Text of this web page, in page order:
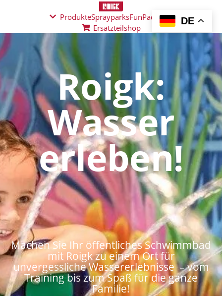
ProdukteSprayparksFunPad
News
Ersatzteilshop
Roigk:
Wasser
erleben!
Machen Sie Ihr öffentliches Schwimmbad
mit Roigk zu einem Ort für
unvergessliche Wassererlebnisse – vom
Training bis zum Spaß für die ganze
Familie!
DE